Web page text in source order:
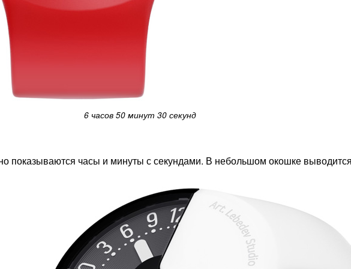
6 часов 50 минут 30 секунд
показываются часы и минуты с секундами. В небольшом окошке